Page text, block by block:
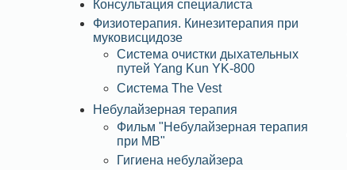
Консультация специалиста
Физиотерапия. Кинезитерапия при
муковисцидозе
Система очистки дыхательных
путей Yang Kun YK-800
Система The Vest
Небулайзерная терапия
Фильм "Небулайзерная терапия
при МВ"
Гигиена небулайзера